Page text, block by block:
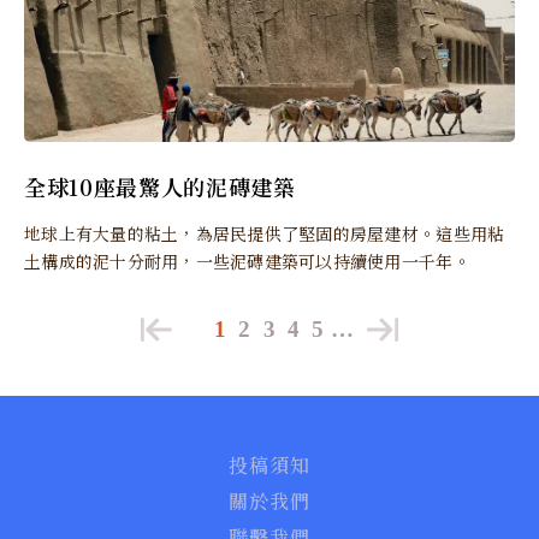
全球10座最驚人的泥磚建築
地球上有大量的粘土，為居民提供了堅固的房屋建材。這些用粘
土構成的泥十分耐用，一些泥磚建築可以持續使用一千年。
1 2 3 4 5 …
投稿須知
關於我們